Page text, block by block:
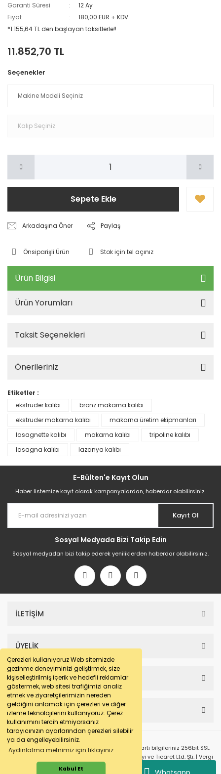
Çerezleri kullanıyoruz Web sitemizde
gezinme deneyiminizi geliştirmek, size
kişiselleştirilmiş içerik ve hedefli reklamlar
göstermek, web sitesi trafiğimizi analiz
etmek ve ziyaretçilerimizin nereden
geldiğini anlamak için çerezleri ve diğer
izleme teknolojilerini kullanıyoruz. Çerez
kullanımını tercih etmiyorsanız
tarayıcınızın ayarlarından çerezleri silebilir
ya da engelleyebilirsiniz.
Aydınlatma metnimiz için tıklayınız.
Kabul Et
Garanti Süresi
12 Ay
Fiyat
180,00 EUR + KDV
*1.155,64 TL den başlayan taksitlerle!!
11.852,70 TL
Seçenekler
Sepete Ekle
Arkadaşına Öner Paylaş
Önsiparişli Ürün Stok için tel açınız
Ürün Bilgisi
Ürün Yorumları
Taksit Seçenekleri
Önerileriniz
Etiketler :
ekstruder kalıbı
bronz makarna kalıbı
ekstruder makarna kalıbı
makarna üretim ekipmanları
lasagnette kalıbı
makarna kalıbı
tripoline kalıbı
lasagna kalıbı
lazanya kalıbı
E-Bülten'e Kayıt Olun
Haber listemize kayıt olarak kampanyalardan, haberdar olabilirsiniz.
Kayıt Ol
Sosyal Medyada Bizi Takip Edin
Sosyal medyadan bizi takip ederek yeniliklerden haberdar olabilirsiniz.
İLETİŞİM
ÜYELİK
SAYFALAR
HESABIM
© e-makarna.com Tüm Hakları Saklıdır. Kredi kartı bilgileriniz 256bit SSL
sertifikası ile korunmaktadır. Pasfil Makine Sanayi ve Ticaret Ltd. Şti. | Vergi
No: 7220436611 | MERSİS No: 072204366100013 | Ticaret Sicil No: 586968-0